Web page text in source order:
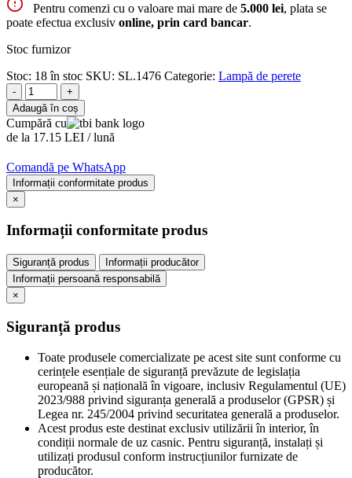
Pentru comenzi cu o valoare mai mare de 5.000 lei, plata se
poate efectua exclusiv online, prin card bancar.
Stoc furnizor
Stoc: 18 în stoc SKU: SL.1476 Categorie: Lampă de perete
-
+
Adaugă în coș
Cumpără cu
de la 17.15 LEI / lună
Comandă pe WhatsApp
Informații conformitate produs
×
Informații conformitate produs
Siguranță produs
Informații producător
Informații persoană responsabilă
×
Siguranță produs
Toate produsele comercializate pe acest site sunt conforme cu
cerințele esențiale de siguranță prevăzute de legislația
europeană și națională în vigoare, inclusiv Regulamentul (UE)
2023/988 privind siguranța generală a produselor (GPSR) și
Legea nr. 245/2004 privind securitatea generală a produselor.
Acest produs este destinat exclusiv utilizării în interior, în
condiții normale de uz casnic. Pentru siguranță, instalați și
utilizați produsul conform instrucțiunilor furnizate de
producător.